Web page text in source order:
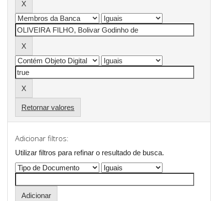
Retornar valores
Adicionar filtros:
Utilizar filtros para refinar o resultado de busca.